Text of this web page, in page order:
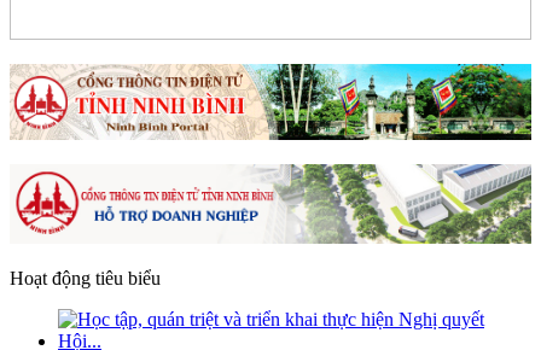
Hoạt động tiêu biểu